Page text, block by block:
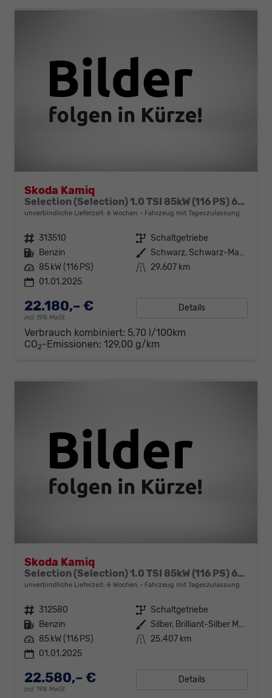
Skoda Kamiq
Selection (Selection) 1.0 TSI 85kW (116 PS) 6-Gang Schaltgetriebe
unverbindliche Lieferzeit: 6 Wochen Fahrzeug mit Tageszulassung
Fahrzeugnr. 313510 Getriebe Schaltgetriebe
Kraftstoff Benzin Außenfarbe
Schwarz, Schwarz-Magic Perleffekt (1Z)
Leistung 85 kW (116 PS) Kilometerstand 29.607 km
01.01.2025
22.180,– €
incl. 19% MwSt.
Details
Verbrauch kombiniert: 5,70 l/100km
CO2-Emissionen: 129,00 g/km
Skoda Kamiq
Selection (Selection) 1.0 TSI 85kW (116 PS) 6-Gang Schaltgetriebe
unverbindliche Lieferzeit: 6 Wochen Fahrzeug mit Tageszulassung
Fahrzeugnr. 312580 Getriebe Schaltgetriebe
Kraftstoff Benzin Außenfarbe
Silber, Brilliant-Silber Metallic (8E)
Leistung 85 kW (116 PS) Kilometerstand 25.407 km
01.01.2025
22.580,– €
incl. 19% MwSt.
Details